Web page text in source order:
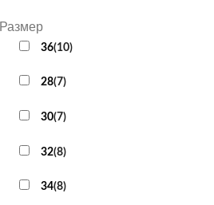
Размер
36(10)
28(7)
30(7)
32(8)
34(8)